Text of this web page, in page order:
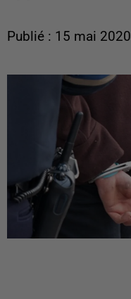
Publié : 15 mai